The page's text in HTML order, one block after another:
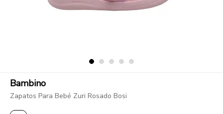
Bambino
Zapatos Para Bebé Zuri Rosado Bosi